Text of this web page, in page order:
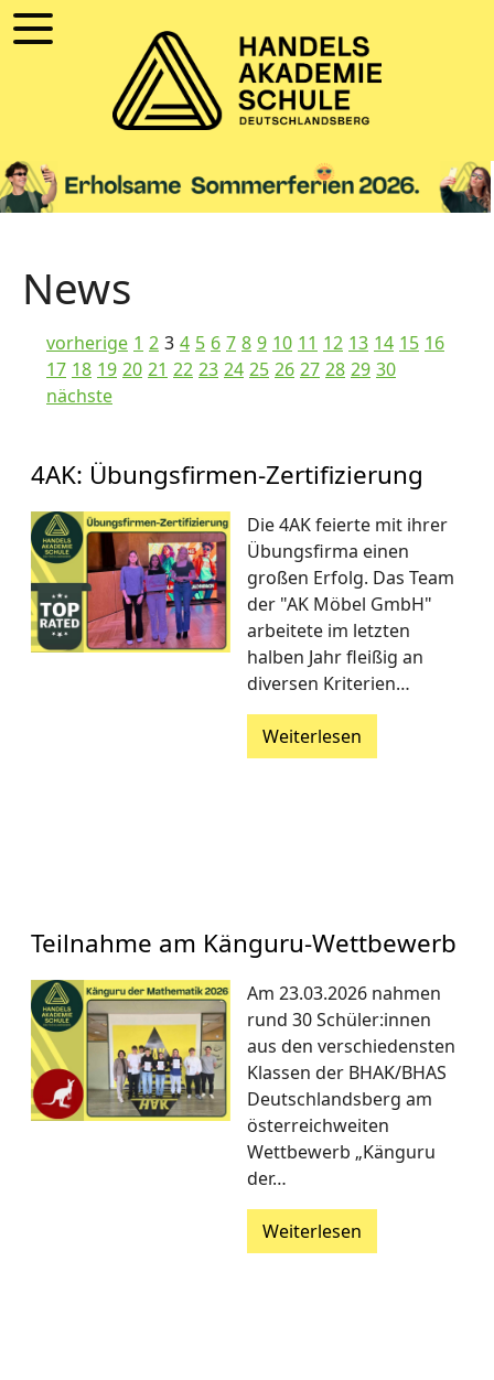
News
vorherige 1 2 3 4 5 6 7 8 9 10 11 12 13 14 15 16
17 18 19 20 21 22 23 24 25 26 27 28 29 30
nächste
4AK: Übungsfirmen-Zertifizierung
Die 4AK feierte mit ihrer
Übungsfirma einen
großen Erfolg. Das Team
der "AK Möbel GmbH"
arbeitete im letzten
halben Jahr fleißig an
diversen Kriterien…
Weiterlesen
Teilnahme am Känguru-Wettbewerb
Am 23.03.2026 nahmen
rund 30 Schüler:innen
aus den verschiedensten
Klassen der BHAK/BHAS
Deutschlandsberg am
österreichweiten
Wettbewerb „Känguru
der…
Weiterlesen